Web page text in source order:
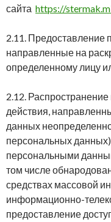
сайта https://
2.11. Предоставление
направленные на
определенному лицу
2.12.
действия,
данных
персональных
персональными
том числе
средствах массовой
информационно-
предоставление